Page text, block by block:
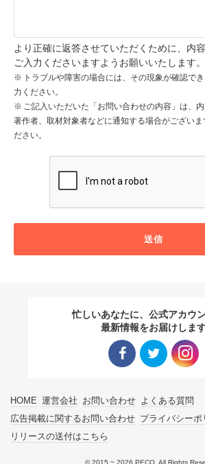
より正確に返答させていただくために、内
ご入力くださいますようお願いいたします。
トラブルや障害の場合には、その現象が確認で
力ください。
ご記入いただいた「お問い合わせの内容」は、
著作者、取材対象者などに通知する場合がございま
ださい。
送信
忙しいあなたに、公式アカウ
最新情報をお届けしま
HOME 運営会社 お問い合わせ よくある質問
広告掲載に関するお問い合わせ プライバシーポ
リリースの送付はこちら
© 2015 ~ 2026 PECO. All Rights